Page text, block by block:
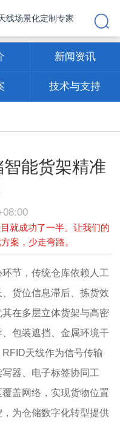
线场景化定制专家
新闻资讯
技术与支持
能货架精准
就成功了一半。让我们的
案，少走弯路。
节，传统仓库依赖人工
货位信息滞后、拣货效
在多层立体货架与高密
包装遮挡、金属环境干
天线作为信号传输
器、电子标签协同工
盖网络，实现货物位置
为仓储数字化转型提供